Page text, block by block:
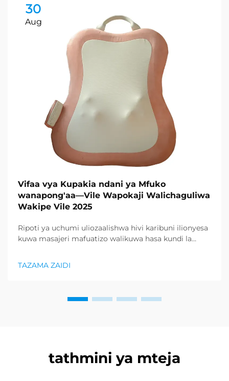
30
Aug
Vifaa vya Kupakia ndani ya Mfuko
wanapong'aa—Vile Wapokaji Walichaguliwa
Wakipe Vile 2025
Ripoti ya uchumi uliozaalishwa hivi karibuni ilionyesa
kuwa masajeri mafuatizo walikuwa hasa kundi la
kurejesha. Wakuzaji wamekuwa wamefahamu ...
TAZAMA ZAIDI
tathmini ya mteja